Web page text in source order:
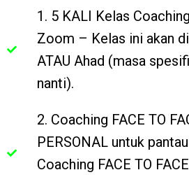
1. 5 KALI Kelas
Zoom – Kelas ini akan
ATAU Ahad (masa
nanti).
2. Coaching FACE TO
PERSONAL untuk
Coaching FACE TO